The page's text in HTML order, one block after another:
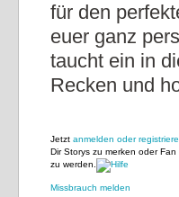
für den
euer ganz
taucht ein in
Recken und
Jetzt anmelden oder
Dir Storys zu merken oder Fan
zu werden.
Missbrauch melden